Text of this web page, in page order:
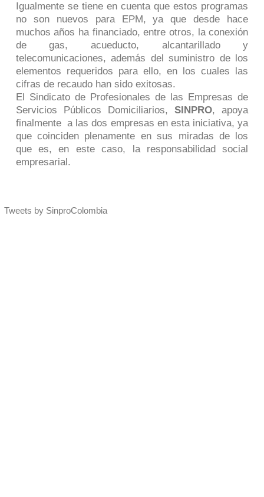
Igualmente se tiene en cuenta que estos programas
no son nuevos para EPM, ya que desde hace
muchos años ha financiado, entre otros, la conexión
de gas, acueducto, alcantarillado y
telecomunicaciones, además del suministro de los
elementos requeridos para ello, en los cuales las
cifras de recaudo han sido exitosas.
El Sindicato de Profesionales de las Empresas de
Servicios Públicos Domiciliarios,SINPRO, apoya
finalmente a las dos empresas en esta iniciativa, ya
que coinciden plenamente en sus miradas de los
que es, en este caso, la responsabilidad social
empresarial.
Tweets by SinproColombia